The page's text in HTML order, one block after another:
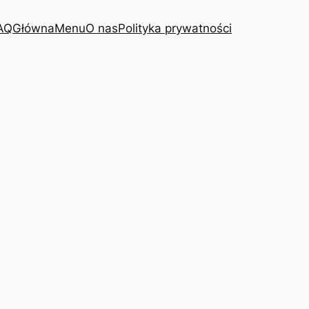
GłównaMenuO nasPolityka prywatności